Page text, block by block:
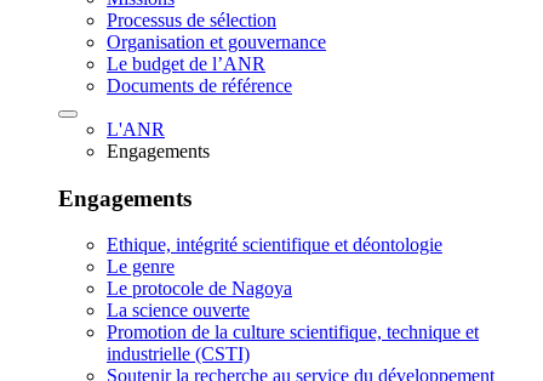
Processus de sélection
Organisation et gouvernance
Le budget de l’ANR
Documents de référence
L'ANR
Engagements
Engagements
Ethique, intégrité scientifique et déontologie
Le genre
Le protocole de Nagoya
La science ouverte
Promotion de la culture scientifique, technique et
industrielle (CSTI)
Soutenir la recherche au service du développement